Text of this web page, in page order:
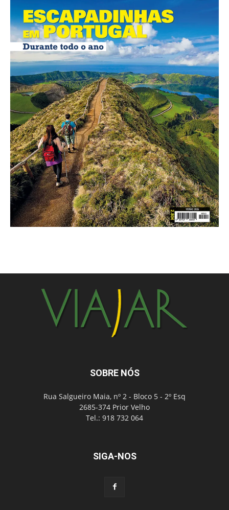
SOBRE NÓS
Rua Salgueiro Maia, nº 2 - Bloco 5 - 2º Esq
2685-374 Prior Velho
Tel.: 918 732 064
SIGA-NOS